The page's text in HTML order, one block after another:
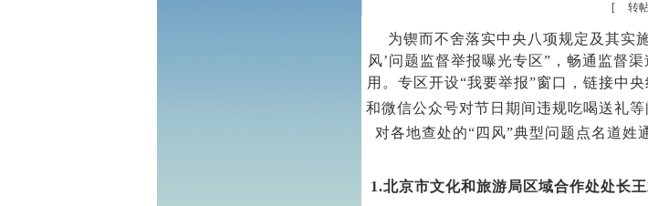
[ 转帖
为锲而不舍落实中央八项规定及其实
风’问题监督举报曝光专区”，畅通监督
用。专区开设“我要举报”窗口，链接中
和微信公众号对节日期间违规吃喝送礼
对各地查处的“四风”典型问题点名道
1.北京市文化和旅游局区域合作处处长